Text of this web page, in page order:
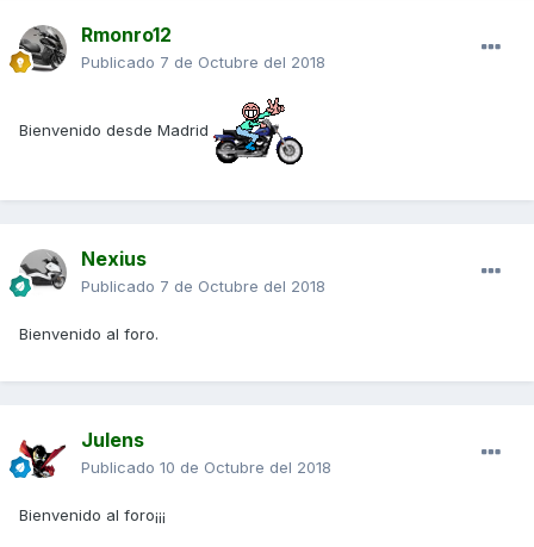
Rmonro12
Publicado 7 de Octubre del 2018
Bienvenido desde Madrid
Nexius
Publicado 7 de Octubre del 2018
Bienvenido al foro.
Julens
Publicado 10 de Octubre del 2018
Bienvenido al foro¡¡¡